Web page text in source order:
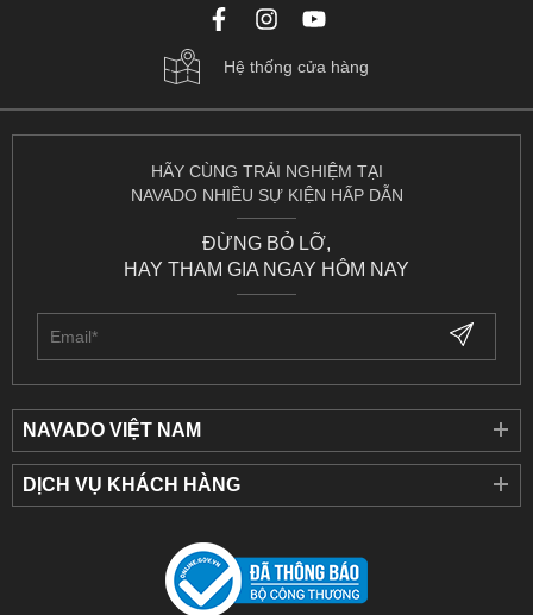
Hệ thống cửa hàng
NAVADO VIỆT NAM
DỊCH VỤ KHÁCH HÀNG
HÃY CÙNG TRẢI NGHIỆM TẠI
NAVADO NHIỀU SỰ KIỆN HẤP DẪN
ĐỪNG BỎ LỠ,
HAY THAM GIA NGAY HÔM NAY